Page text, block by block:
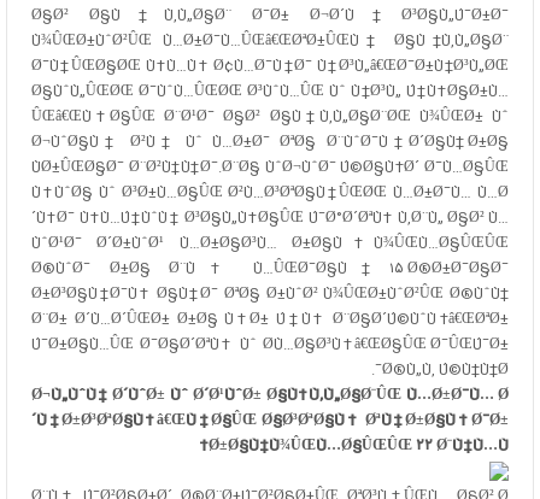
Ø§Ø² Ø§Ù†Ù‚Ù„Ø§Ø¨ Ø¯Ø± Ø¬Ø´Ù† Ø³Ø§Ù„Ú¯Ø±Ø¯
Ù¾ÛŒØ±ÙˆØ²ÛŒ Ù…Ø±Ø¯Ù…ÛŒâ€ŒØªØ±ÛŒÙ† Ø§Ù†Ù‚Ù„Ø§Ø¨
Ø¯Ù†ÛŒØ§ØŒ Ù‡Ù…Ù‡ Ø¢Ù…Ø¯Ù†Ø¯ Ù†Ø³Ù„â€ŒØ¯Ø±Ù†Ø³Ù„ØŒ
Ø§ÙˆÙ„ÛŒØŒ Ø¯ÙˆÙ…ÛŒØŒ Ø³ÙˆÙ…ÛŒ Ùˆ Ù†Ø³Ù„ Ú†Ù‡Ø§Ø±Ù…
ÛŒâ€ŒÙ‡Ø§ÛŒ Ø¨Ø¹Ø¯ Ø§Ø² Ø§Ù†Ù‚Ù„Ø§Ø¨ØŒ Ù¾ÛŒØ± Ùˆ
Ø¬ÙˆØ§Ù† Ø²Ù† Ùˆ Ù…Ø±Ø¯ ØªØ§ Ø¨ÙˆØ¯Ù†Ø´Ø§Ù† Ø±Ø§
ÙØ±ÛŒØ§Ø¯ Ø¨Ø²Ù†Ù†Ø¯.Ø¨Ø§ ÙˆØ¬ÙˆØ¯ Ú©Ø§Ù‡Ø´ Ø¯Ù…Ø§ÛŒ
Ù‡ÙˆØ§ Ùˆ Ø³Ø±Ù…Ø§ÛŒ Ø²Ù…Ø³ØªØ§Ù†ÛŒØŒ Ù…Ø±Ø¯Ù… Ù…Ø
´Ù‡Ø¯ Ù‡Ù…Ú†ÙˆÙ† Ø³Ø§Ù„Ù‡Ø§ÛŒ Ú¯Ø°Ø´ØªÙ‡ Ù‚Ø¨Ù„ Ø§Ø² Ù…
ÙˆØ¹Ø¯ Ø´Ø±ÙˆØ¹ Ù…Ø±Ø§Ø³Ù… Ø±Ø§Ù‡Ù¾ÛŒÙ…Ø§ÛŒÛŒ
Ø®ÙˆØ¯ Ø±Ø§ Ø¨Ù‡ Ù…ÛŒØ¯Ø§Ù† ۱۵ Ø®Ø±Ø¯Ø§Ø¯
Ø±Ø³Ø§Ù†Ø¯Ù‡ Ø§Ù†Ø¯ ØªØ§ Ø±ÙˆØ² Ù¾ÛŒØ±ÙˆØ²ÛŒ Ø®ÙˆÙ†
Ø¨Ø± Ø´Ù…Ø´ÛŒØ± Ø±Ø§ Ù‡Ø± Ú†Ù‡ Ø¨Ø§Ø´Ú©ÙˆÙ‡â€ŒØªØ±
Ú¯Ø±Ø§Ù…ÛŒ Ø¯Ø§Ø´ØªÙ‡ Ùˆ Ø­Ù…Ø§Ø³Ù‡â€ŒØ§ÛŒ Ø¯ÛŒÚ¯Ø±
Ø®Ù„Ù‚ Ú©Ù†Ù†Ø¯.
Ø¬Ù„ÙˆÙ‡ Ø´ÙˆØ± Ùˆ Ø´Ø¹ÙˆØ± Ø§Ù†Ù‚Ù„Ø§Ø¨ÛŒ Ù…Ø±Ø¯Ù… Ø
´Ù‡Ø±Ø³ØªØ§Ù†â€ŒÙ‡Ø§ÛŒ Ø§Ø³ØªØ§Ù† ØªÙ‡Ø±Ø§Ù† Ø¯Ø±
Ø±Ø§Ù‡Ù¾ÛŒÙ…Ø§ÛŒÛŒ ۲۲ Ø¨Ù‡Ù…Ù†